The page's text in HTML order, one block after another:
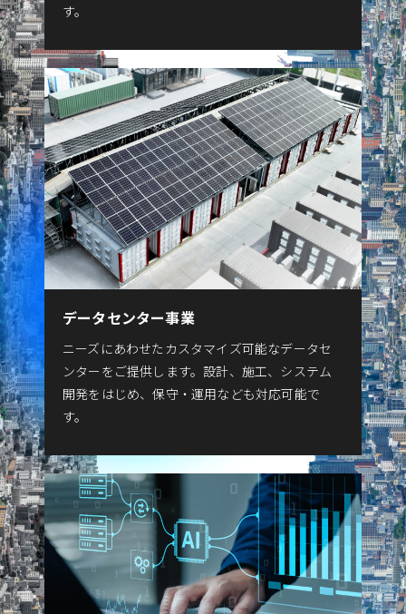
す。
データセンター事業
ニーズにあわせたカスタマイズ可能なデータセ
ンターをご提供します。設計、施工、システム
開発をはじめ、保守・運用なども対応可能で
す。